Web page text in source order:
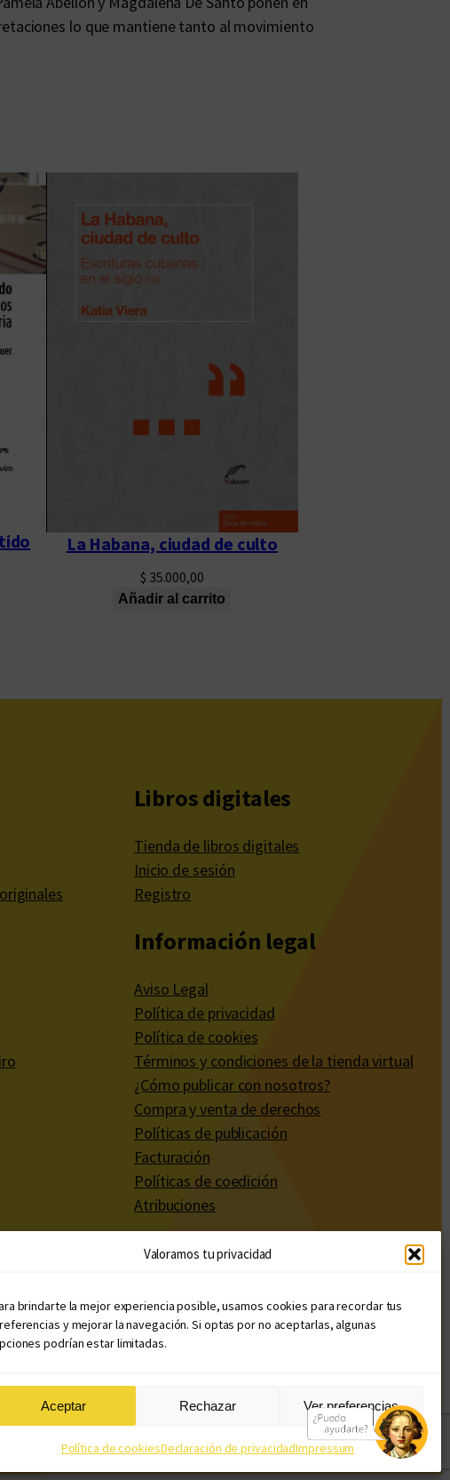
Valoramos tu privacidad
brindarte la mejor experiencia posible, usamos cookies para recordar tus
y mejorar la navegación. Si optas por no aceptarlas, algunas
podrían estar limitadas.
Aceptar Rechazar Ver preferencias
Política de cookiesDeclaración de privacidadImpressum
lo que mantiene tanto al movimiento
La Habana, ciudad de culto
$ 35.000,00
Añadir al carrito
Libros digitales
Tienda de libros digitales
Inicio de sesión
Registro
Información legal
Aviso Legal
Política de privacidad
Política de cookies
Términos y condiciones de la tienda virtual
¿Cómo publicar con nosotros?
Compra y venta de derechos
Políticas de publicación
Facturación
Políticas de coedición
Atribuciones
Diseño web: Llama Creativa